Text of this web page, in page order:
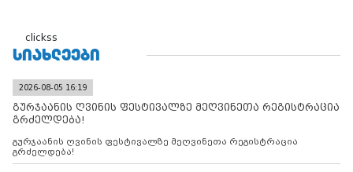
clickss
ᲡᲘᲐᲮᲚᲔᲔᲑᲘ
2026-08-05 16:19
გურჯაანის ღვინის ფესტივალზე მეღვინეთა რეგისტრაცია
გრძელდება!
გურჯაანის ღვინის ფესტივალზე მეღვინეთა რეგისტრაცია
გრძელდება!